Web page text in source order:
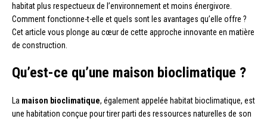
habitat plus respectueux de l’environnement et moins énergivore.
Comment fonctionne-t-elle et quels sont les avantages qu’elle offre ?
Cet article vous plonge au cœur de cette approche innovante en matière
de construction.
Qu’est-ce qu’une maison bioclimatique ?
La maison bioclimatique, également appelée habitat bioclimatique, est
une habitation conçue pour tirer parti des ressources naturelles de son